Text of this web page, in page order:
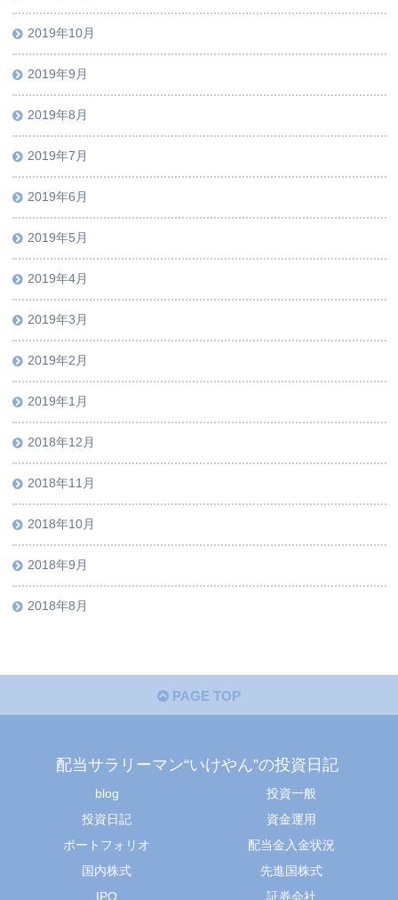
2019年10月
2019年9月
2019年8月
2019年7月
2019年6月
2019年5月
2019年4月
2019年3月
2019年2月
2019年1月
2018年12月
2018年11月
2018年10月
2018年9月
2018年8月
PAGE TOP
配当サラリーマン“いけやん”の投資日記 ​
blog
投資一般
投資日記
資金運用
ポートフォリオ
配当金入金状況
国内株式
先進国株式
IPO
証券会社